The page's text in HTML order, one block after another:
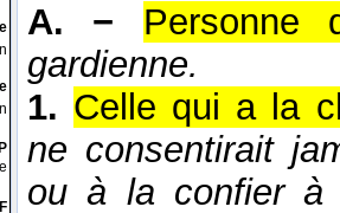
A. −
Personne
gardienne.
1. Celle qui a la
ne consentirait
ou à la confier à